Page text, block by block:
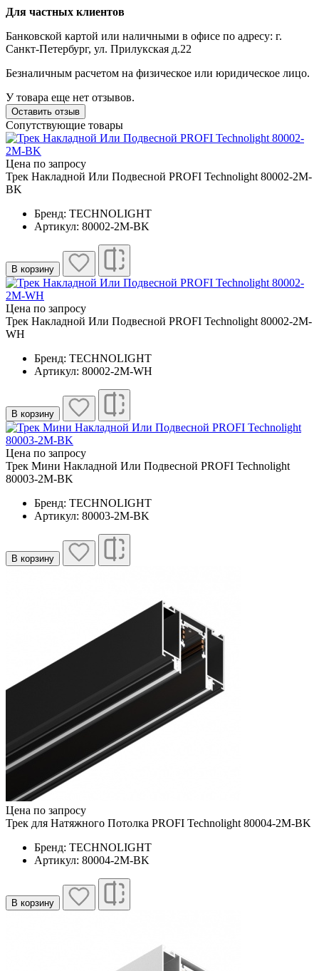
Для частных клиентов
Банковской картой или наличными в офисе по адресу: г.
Санкт-Петербург, ул. Прилукская д.22
Безналичным расчетом на физическое или юридическое лицо.
У товара еще нет отзывов.
Оставить отзыв
Сопутствующие товары
Цена по запросу
Трек Накладной Или Подвесной PROFI Technolight 80002-2M-
BK
Бренд: TECHNOLIGHT
Артикул: 80002-2M-BK
В корзину
Цена по запросу
Трек Накладной Или Подвесной PROFI Technolight 80002-2M-
WH
Бренд: TECHNOLIGHT
Артикул: 80002-2M-WH
В корзину
Цена по запросу
Трек Мини Накладной Или Подвесной PROFI Technolight
80003-2M-BK
Бренд: TECHNOLIGHT
Артикул: 80003-2M-BK
В корзину
Цена по запросу
Трек для Натяжного Потолка PROFI Technolight 80004-2M-BK
Бренд: TECHNOLIGHT
Артикул: 80004-2M-BK
В корзину